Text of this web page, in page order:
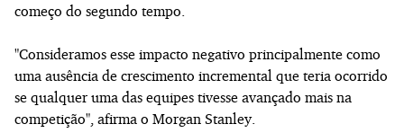
começo do segundo tempo.
"Consideramos esse impacto negativo principalmente como
uma ausência de crescimento incremental que teria ocorrido
se qualquer uma das equipes tivesse avançado mais na
competição", afirma o Morgan Stanley.